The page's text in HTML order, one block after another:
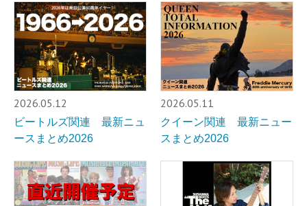
2026.05.12
ビートルズ関連 最新ニュ
ースまとめ2026
2026.05.11
クイーン関連 最新ニュー
スまとめ2026